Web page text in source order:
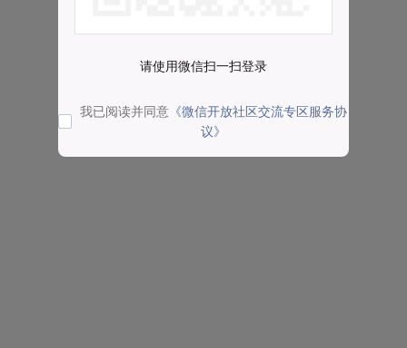
请使用微信扫一扫登录
我已阅读并同意 《微信开放社区交流专区服务协
议》